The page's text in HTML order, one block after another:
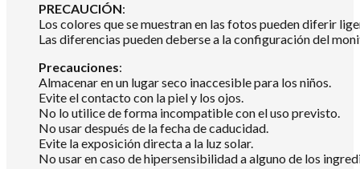
PRECAUCIÓN:
Los colores que se muestran en las fotos pueden diferir
Las diferencias pueden deberse a la configuración del
Precauciones:
Almacenar en un lugar seco inaccesible para los niños.
Evite el contacto con la piel y los ojos.
No lo utilice de forma incompatible con el uso previsto.
No usar después de la fecha de caducidad.
Evite la exposición directa a la luz solar.
No usar en caso de hipersensibilidad a alguno de los